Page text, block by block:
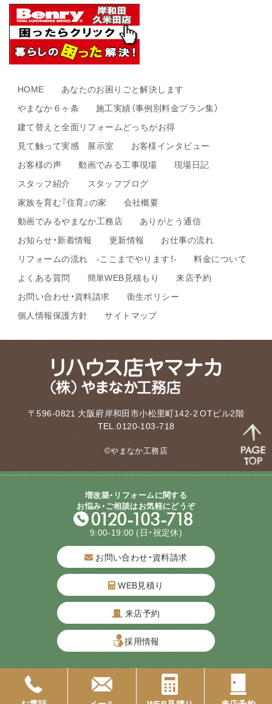
HOME
あなたのお困りごと解決します
やまなか６ヶ条
施工実績（事例別料金プラン集）
建て替えと全面リフォームどっちがお得
見て触って実感 展示室
お客様インタビュー
お客様の声
動画でみる工事現場
現場日記
スタッフ紹介
スタッフブログ
家族を育む『住育』の家
会社概要
動画でみるやまなか工務店
ありがとう通信
お知らせ・新着情報
更新情報
お仕事の流れ
リフォームの流れ -ここまでやります！-
料金について
よくある質問
簡単WEB見積もり
来店予約
お問い合わせ・資料請求
衛生ポリシー
個人情報保護方針
サイトマップ
〒596-0821 大阪府岸和田市小松里町142-2 OTビル2階
TEL.0120-103-718
©やまなか工務店
増改築・リフォームに関する
お悩み・ご相談はお気軽にどうぞ
9:00-19:00 (日・祝定休)
お問い合わせ・資料請求
WEB見積り
来店予約
採用情報